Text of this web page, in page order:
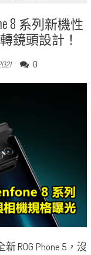
8 系列新機性
鏡頭設計！
0
ROG Phone 5，沒